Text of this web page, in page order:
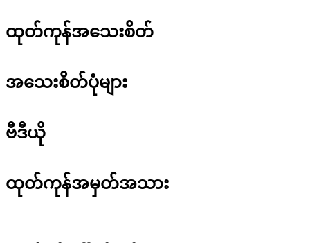
ထုတ်ကုန်အသေးစိတ်
အသေးစိတ်ပုံများ
ဗီဒီယို
ထုတ်ကုန်အမှတ်အသား